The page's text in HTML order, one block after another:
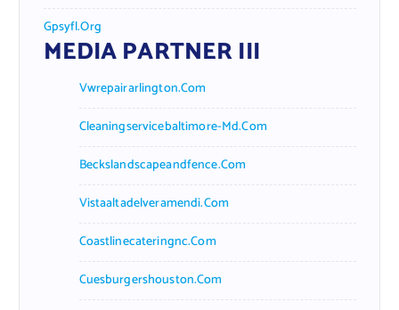
Gpsyfl.org
MEDIA PARTNER III
Vwrepairarlington.com
Cleaningservicebaltimore-Md.com
Beckslandscapeandfence.com
Vistaaltadelveramendi.com
Coastlinecateringnc.com
Cuesburgershouston.com